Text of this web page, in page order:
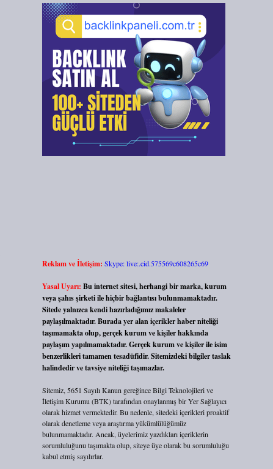
Reklam ve İletişim: Skype: live:.cid.575569c608265c69
Yasal Uyarı: Bu internet sitesi, herhangi bir marka, kurum
veya şahıs şirketi ile hiçbir bağlantısı bulunmamaktadır.
Sitede yalnızca kendi hazırladığımız makaleler
paylaşılmaktadır. Burada yer alan içerikler haber niteliği
taşımamakta olup, gerçek kurum ve kişiler hakkında
paylaşım yapılmamaktadır. Gerçek kurum ve kişiler ile isim
benzerlikleri tamamen tesadüfidir. Sitemizdeki bilgiler taslak
halindedir ve tavsiye niteliği taşımazlar.
Sitemiz, 5651 Sayılı Kanun gereğince Bilgi Teknolojileri ve
İletişim Kurumu (BTK) tarafından onaylanmış bir Yer Sağlayıcı
olarak hizmet vermektedir. Bu nedenle, sitedeki içerikleri proaktif
olarak denetleme veya araştırma yükümlülüğümüz
bulunmamaktadır. Ancak, üyelerimiz yazdıkları içeriklerin
sorumluluğunu taşımakta olup, siteye üye olarak bu sorumluluğu
kabul etmiş sayılırlar.